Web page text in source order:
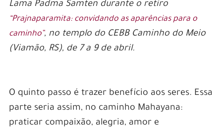
Lama Padma Samten durante o retiro
“Prajnaparamita: convidando as aparências para o
caminho”, no templo do CEBB Caminho do Meio
(Viamão, RS), de 7 a 9 de abril.
O quinto passo é trazer benefício aos seres. Essa
parte seria assim, no caminho Mahayana:
praticar compaixão, alegria, amor e